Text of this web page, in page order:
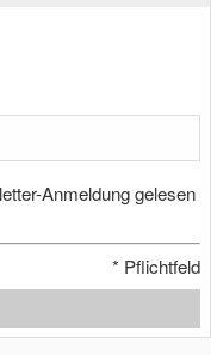
Anmeldung gelesen
* Pflichtfeld